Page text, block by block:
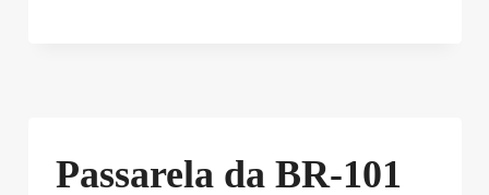
Passarela da BR-101